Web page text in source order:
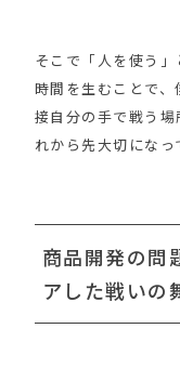
そこで「人を使う
時間を生むことで
接自分の手で戦う
れから先大切になっ
商品開発の問
アした戦いの